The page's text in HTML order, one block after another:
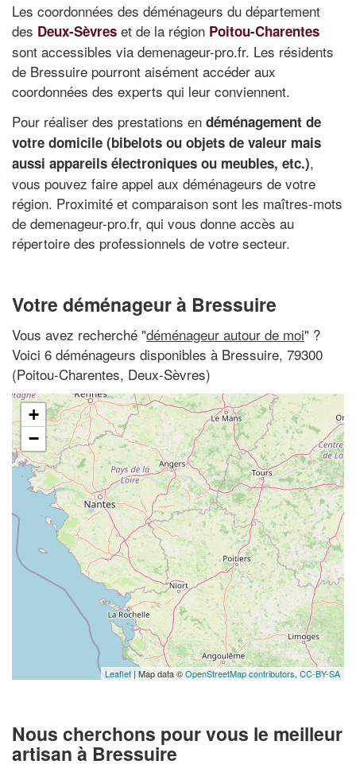
Les coordonnées des déménageurs du département
des Deux-Sèvres et de la région Poitou-Charentes
sont accessibles via demenageur-pro.fr. Les résidents
de Bressuire pourront aisément accéder aux
coordonnées des experts qui leur conviennent.
Pour réaliser des prestations en déménagement de
votre domicile (bibelots ou objets de valeur mais
aussi appareils électroniques ou meubles, etc.),
vous pouvez faire appel aux déménageurs de votre
région. Proximité et comparaison sont les maîtres-mots
de demenageur-pro.fr, qui vous donne accès au
répertoire des professionnels de votre secteur.
Votre déménageur à Bressuire
Vous avez recherché "déménageur autour de moi" ?
Voici 6 déménageurs disponibles à Bressuire, 79300
(Poitou-Charentes, Deux-Sèvres)
+
−
Leaflet | Map data ©OpenStreetMap contributors, CC-BY-SA
Nous cherchons pour vous le meilleur
artisan à Bressuire